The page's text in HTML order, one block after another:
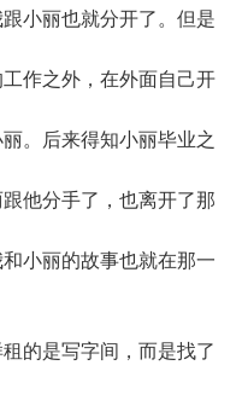
小丽也就分开了。但是
作之外，在外面自己开
。后来得知小丽毕业之
他分手了，也离开了那
小丽的故事也就在那一
的是写字间，而是找了